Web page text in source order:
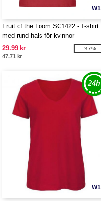
W1
Fruit of the Loom SC1422 - T-shirt
med rund hals för kvinnor
29.99 kr
47.71 kr
-37%
W1